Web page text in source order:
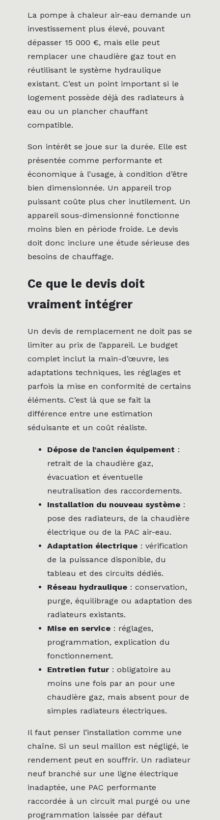
La pompe à chaleur air-eau demande un
investissement plus élevé, pouvant
dépasser 15 000 €, mais elle peut
remplacer une chaudière gaz tout en
réutilisant le système hydraulique
existant. C’est un point important si le
logement possède déjà des radiateurs à
eau ou un plancher chauffant
compatible.
Son intérêt se joue sur la durée. Elle est
présentée comme performante et
économique à l’usage, à condition d’être
bien dimensionnée. Un appareil trop
puissant coûte plus cher inutilement. Un
appareil sous-dimensionné fonctionne
moins bien en période froide. Le devis
doit donc inclure une étude sérieuse des
besoins de chauffage.
Ce que le devis doit
vraiment intégrer
Un devis de remplacement ne doit pas se
limiter au prix de l’appareil. Le budget
complet inclut la main-d’œuvre, les
adaptations techniques, les réglages et
parfois la mise en conformité de certains
éléments. C’est là que se fait la
différence entre une estimation
séduisante et un coût réaliste.
Dépose de l’ancien équipement :
retrait de la chaudière gaz,
évacuation et éventuelle
neutralisation des raccordements.
Installation du nouveau système :
pose des radiateurs, de la chaudière
électrique ou de la PAC air-eau.
Adaptation électrique : vérification
de la puissance disponible, du
tableau et des circuits dédiés.
Réseau hydraulique : conservation,
purge, équilibrage ou adaptation des
radiateurs existants.
Mise en service : réglages,
programmation, explication du
fonctionnement.
Entretien futur : obligatoire au
moins une fois par an pour une
chaudière gaz, mais absent pour de
simples radiateurs électriques.
Il faut penser l’installation comme une
chaîne. Si un seul maillon est négligé, le
rendement peut en souffrir. Un radiateur
neuf branché sur une ligne électrique
inadaptée, une PAC performante
raccordée à un circuit mal purgé ou une
programmation laissée par défaut